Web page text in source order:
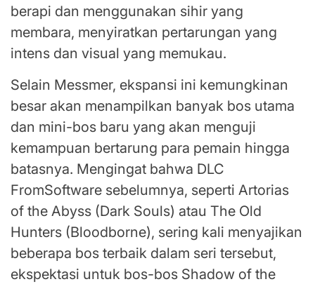
berapi dan menggunakan sihir yang
membara, menyiratkan pertarungan yang
intens dan visual yang memukau.
Selain Messmer, ekspansi ini kemungkinan
besar akan menampilkan banyak bos utama
dan mini-bos baru yang akan menguji
kemampuan bertarung para pemain hingga
batasnya. Mengingat bahwa DLC
FromSoftware sebelumnya, seperti Artorias
of the Abyss (Dark Souls) atau The Old
Hunters (Bloodborne), sering kali menyajikan
beberapa bos terbaik dalam seri tersebut,
ekspektasi untuk bos-bos Shadow of the